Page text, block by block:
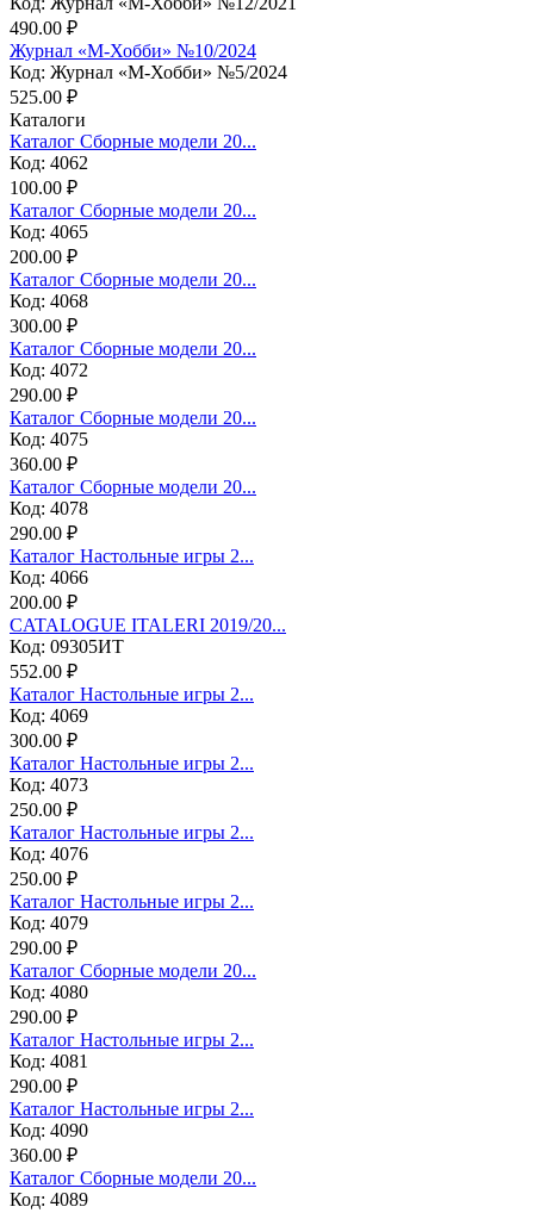
490.00 ₽
Журнал «М-Хобби» №10/2024
Код: Журнал «М-Хобби» №5/2024
525.00 ₽
Каталоги
Каталог Сборные модели 20...
Код: 4062
100.00 ₽
Каталог Сборные модели 20...
Код: 4065
200.00 ₽
Каталог Сборные модели 20...
Код: 4068
300.00 ₽
Каталог Сборные модели 20...
Код: 4072
290.00 ₽
Каталог Сборные модели 20...
Код: 4075
360.00 ₽
Каталог Сборные модели 20...
Код: 4078
290.00 ₽
Каталог Настольные игры 2...
Код: 4066
200.00 ₽
CATALOGUE ITALERI 2019/20...
Код: 09305ИТ
552.00 ₽
Каталог Настольные игры 2...
Код: 4069
300.00 ₽
Каталог Настольные игры 2...
Код: 4073
250.00 ₽
Каталог Настольные игры 2...
Код: 4076
250.00 ₽
Каталог Настольные игры 2...
Код: 4079
290.00 ₽
Каталог Сборные модели 20...
Код: 4080
290.00 ₽
Каталог Настольные игры 2...
Код: 4081
290.00 ₽
Каталог Настольные игры 2...
Код: 4090
360.00 ₽
Каталог Сборные модели 20...
Код: 4089